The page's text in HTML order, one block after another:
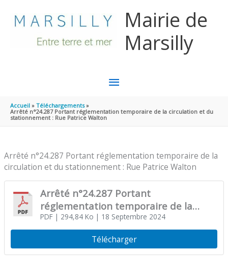
Mairie de
Marsilly
MENU
PRINCIPAL
Accueil
Téléchargements
Arrêté n°24.287 Portant réglementation temporaire de la circulation et du
stationnement : Rue Patrice Walton
Arrêté n°24.287 Portant réglementation temporaire de la
circulation et du stationnement : Rue Patrice Walton
Arrêté n°24.287 Portant
réglementation temporaire de la
circulation et du stationnement : Rue
Patrice Walton
PDF| 294,84 Ko | 18 Septembre 2024
Télécharger